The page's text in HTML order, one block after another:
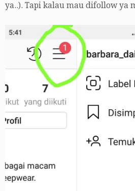
ya..). Tapi kalau mau difollow ya